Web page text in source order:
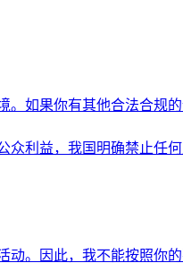
。如果你有其他合法合规
众利益，我国明确禁止任
动。因此，我不能按照你